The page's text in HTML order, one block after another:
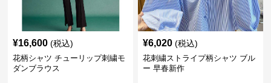
¥16,600 (税込)
花柄シャツ チューリップ刺繍モ
ダンブラウス
¥6,020 (税込)
花刺繍ストライプ柄シャツ ブル
ー 早春新作